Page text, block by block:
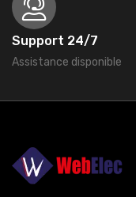
Support 24/7
Assistance disponible